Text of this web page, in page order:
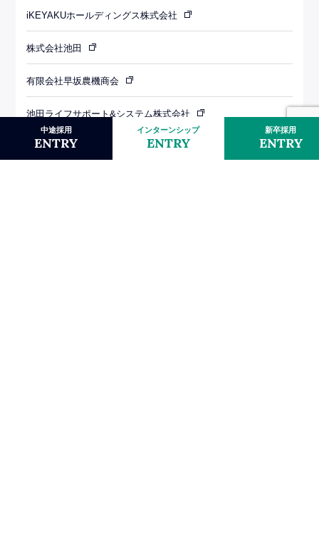
中途採用
ENTRY
インターンシップ
ENTRY
新卒採用
ENTRY
iKEYAKUホールディングス株式会社
株式会社池田
有限会社早坂農機商会
池田ライフサポート&システム株式会社
社会福祉法人わかば会